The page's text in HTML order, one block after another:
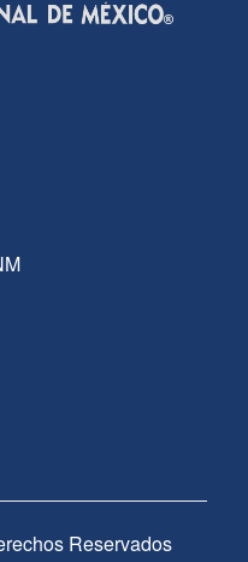
Reservados